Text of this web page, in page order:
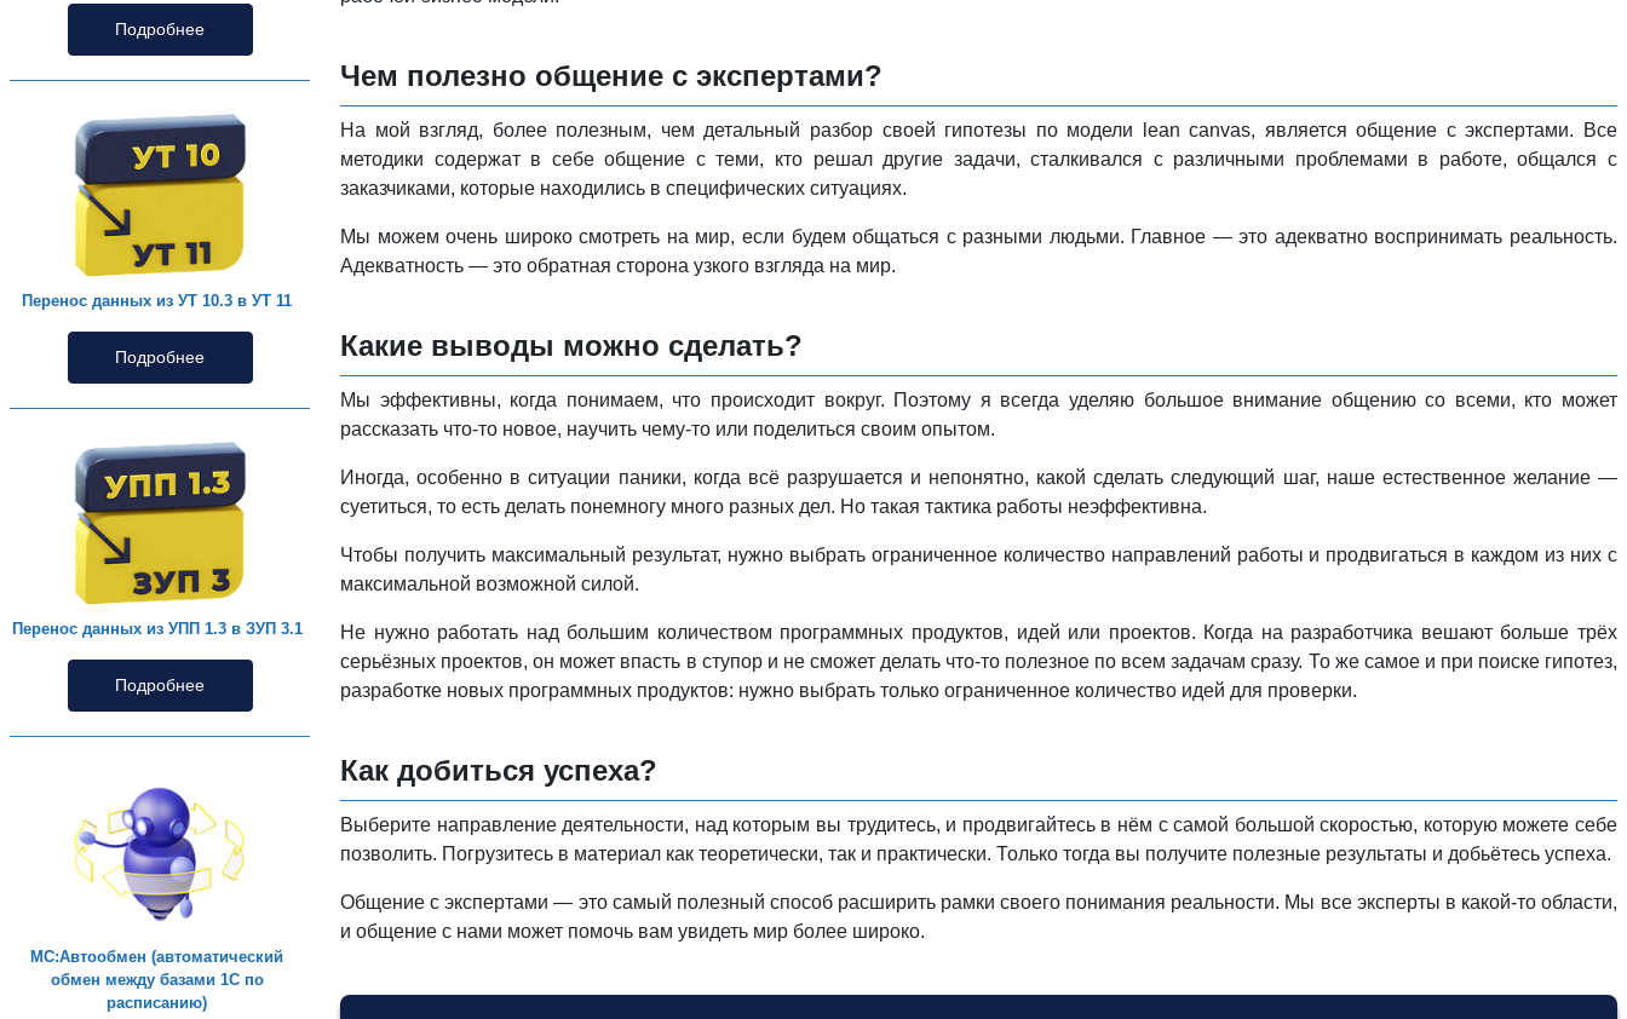
Подробнее
Перенос данных из УТ 10.3 в УТ 11
Подробнее
Перенос данных из УПП 1.3 в ЗУП 3.1
Подробнее
МС:Автообмен (автоматический
обмен между базами 1С по
расписанию)
Чем полезно общение с экспертами?
На мой взгляд, более полезным, чем детальный разбор своей гипотезы по модели lean canvas, является общение с экспертами. Все
методики содержат в себе общение с теми, кто решал другие задачи, сталкивался с различными проблемами в работе, общался с
заказчиками, которые находились в специфических ситуациях.
Мы можем очень широко смотреть на мир, если будем общаться с разными людьми. Главное — это адекватно воспринимать реальность.
Адекватность — это обратная сторона узкого взгляда на мир.
Какие выводы можно сделать?
Мы эффективны, когда понимаем, что происходит вокруг. Поэтому я всегда уделяю большое внимание общению со всеми, кто может
рассказать что-то новое, научить чему-то или поделиться своим опытом.
Иногда, особенно в ситуации паники, когда всё разрушается и непонятно, какой сделать следующий шаг, наше естественное желание —
суетиться, то есть делать понемногу много разных дел. Но такая тактика работы неэффективна.
Чтобы получить максимальный результат, нужно выбрать ограниченное количество направлений работы и продвигаться в каждом из них с
максимальной возможной силой.
Не нужно работать над большим количеством программных продуктов, идей или проектов. Когда на разработчика вешают больше трёх
серьёзных проектов, он может впасть в ступор и не сможет делать что-то полезное по всем задачам сразу. То же самое и при поиске гипотез,
разработке новых программных продуктов: нужно выбрать только ограниченное количество идей для проверки.
Как добиться успеха?
Выберите направление деятельности, над которым вы трудитесь, и продвигайтесь в нём с самой большой скоростью, которую можете себе
позволить. Погрузитесь в материал как теоретически, так и практически. Только тогда вы получите полезные результаты и добьётесь успеха.
Общение с экспертами — это самый полезный способ расширить рамки своего понимания реальности. Мы все эксперты в какой-то области,
и общение с нами может помочь вам увидеть мир более широко.